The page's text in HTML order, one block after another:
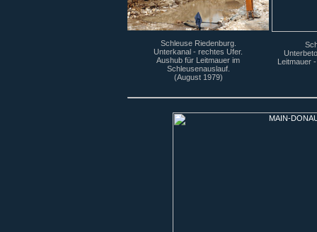
Schleuse Riedenburg.
Unterkanal - rechtes Ufer.
Aushub für Leitmauer im
Schleusenauslauf.
(August 1979)
Leitmauer